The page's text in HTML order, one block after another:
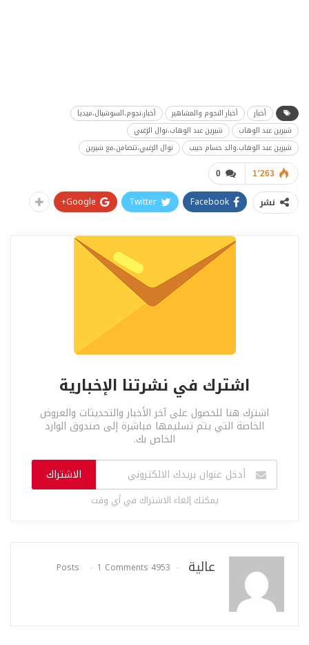
أخبار أخبار النجوم والمشاهير
أخبار،نجوم،السوشيال،ميديا
شيرين عبد الوهاب
شيرين عبد الوهاب،نوال الزغبي
شيرين عبد الوهاب،والد حسام حبيب
نوال الزغبي،تتضامن،مع شيرين
0 1٬263
نشر Facebook
Twitter
Google+
اشترك في نشرتنا الإخبارية
اشترك هنا للحصول على آخر الأخبار والتحديثات والعروض
الخاصة التي يتم تسليمها مباشرة إلى صندوق الوارد
الخاص بك.
الاشتراك
يمكنك إلغاء الاشتراك في أي وقت
عالية 4953 Posts
1 Comments